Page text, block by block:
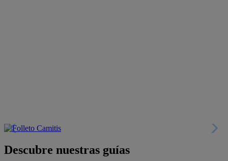
Descubre nuestras guías